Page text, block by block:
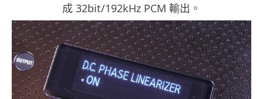
成 32bit/192kHz PCM 輸出。